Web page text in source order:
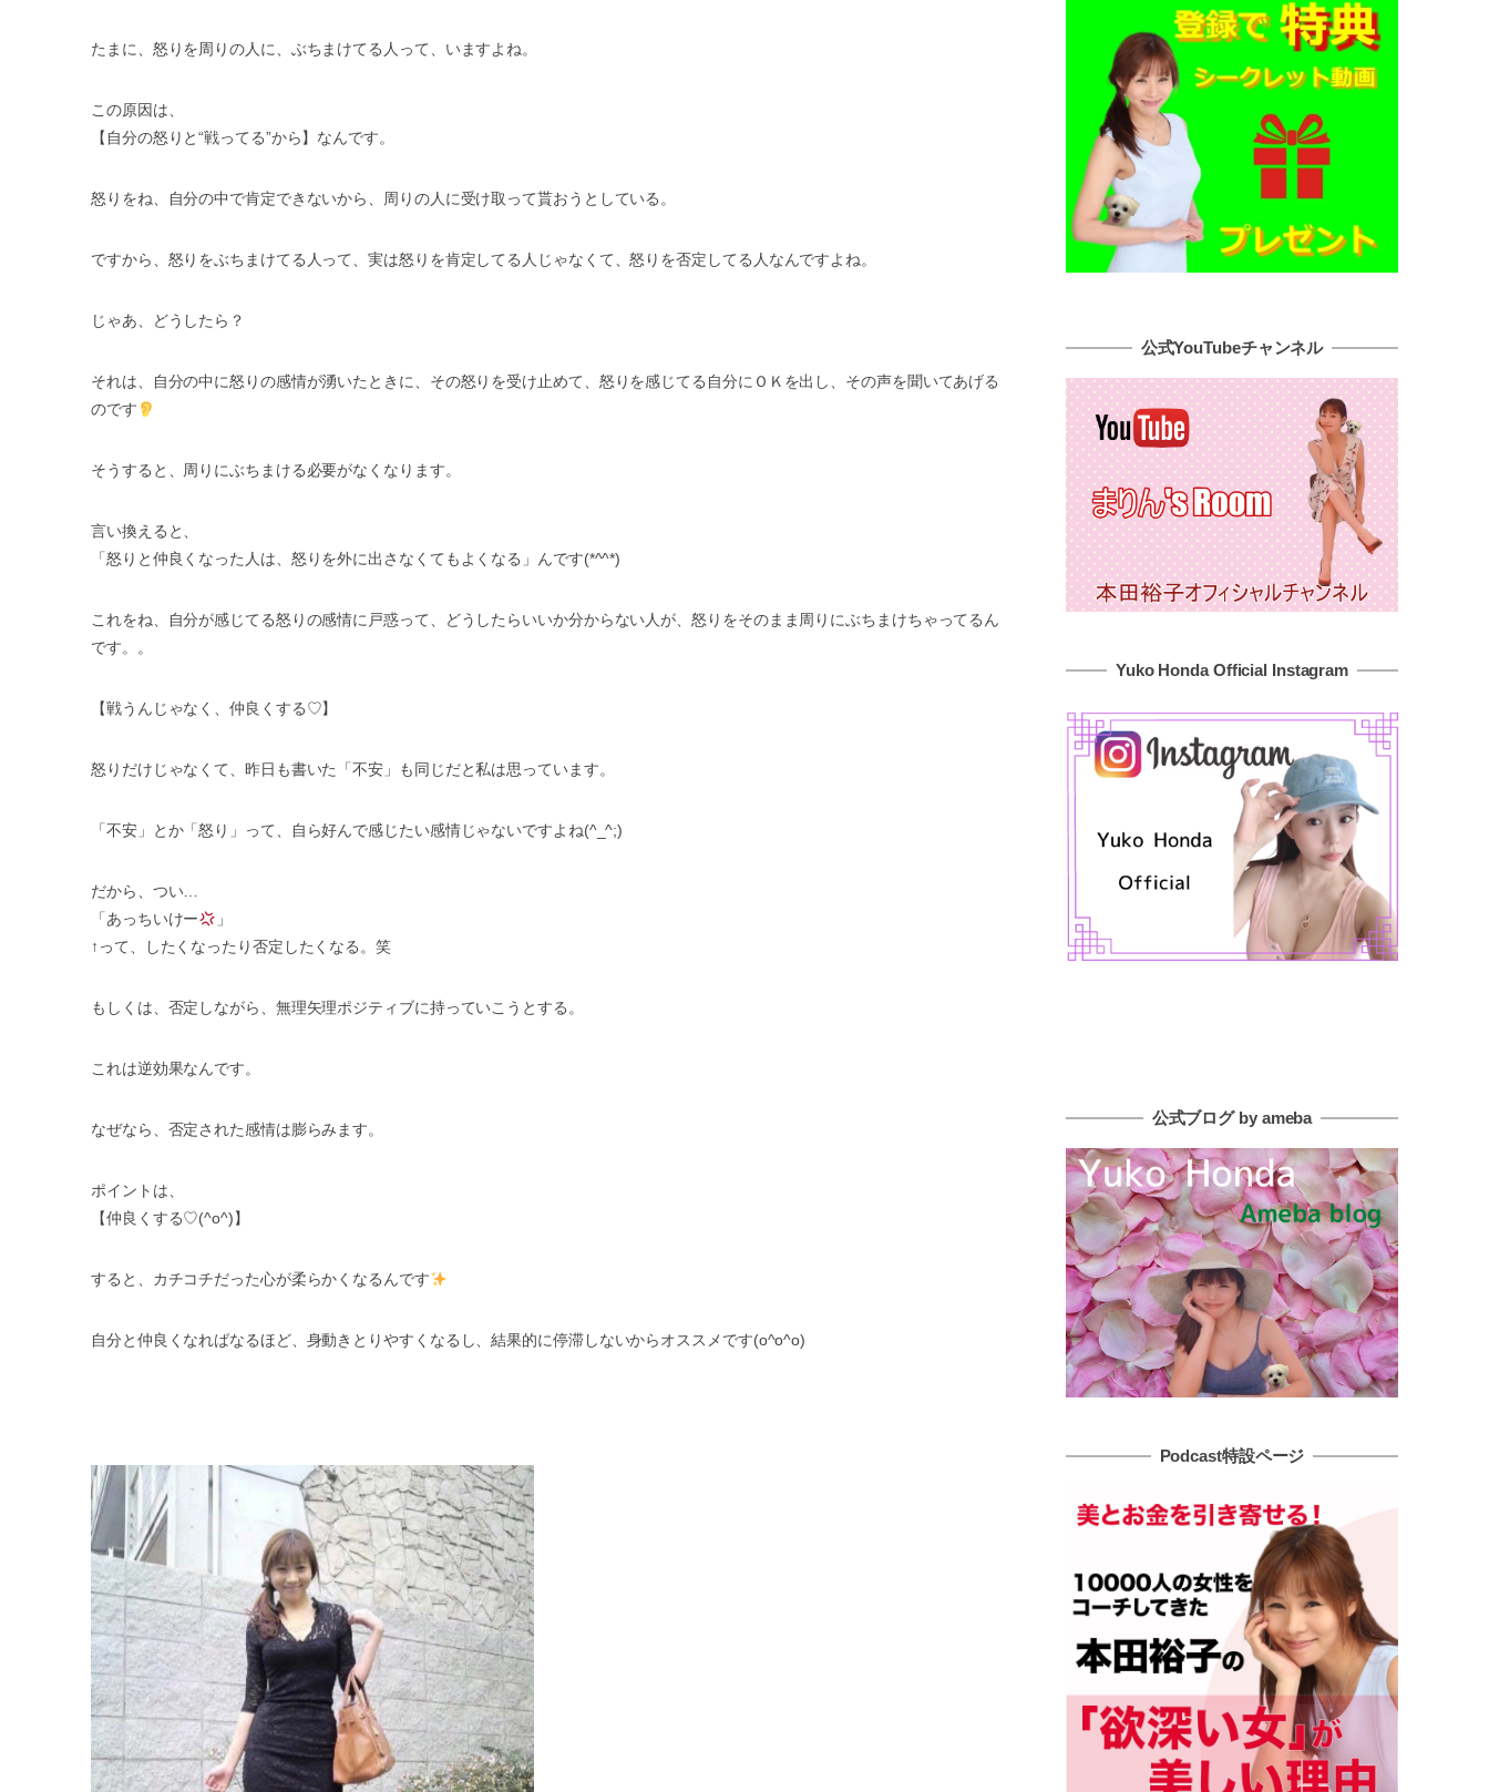
たまに、怒りを周りの人に、ぶちまけてる人って、いますよね。
この原因は、
【自分の怒りと“戦ってる”から】なんです。
怒りをね、自分の中で肯定できないから、周りの人に受け取って貰おうとしている。
ですから、怒りをぶちまけてる人って、実は怒りを肯定してる人じゃなくて、怒りを否定してる人なんですよね。
じゃあ、どうしたら？
それは、自分の中に怒りの感情が湧いたときに、その怒りを受け止めて、怒りを感じてる自分にＯＫを出し、その声を聞いてあげる
のです
そうすると、周りにぶちまける必要がなくなります。
言い換えると、
「怒りと仲良くなった人は、怒りを外に出さなくてもよくなる」んです(*^^*)
これをね、自分が感じてる怒りの感情に戸惑って、どうしたらいいか分からない人が、怒りをそのまま周りにぶちまけちゃってるん
です。。
【戦うんじゃなく、仲良くする♡】
怒りだけじゃなくて、昨日も書いた「不安」も同じだと私は思っています。
「不安」とか「怒り」って、自ら好んで感じたい感情じゃないですよね(^_^;)
だから、つい…
「あっちいけー
」
↑って、したくなったり否定したくなる。笑
もしくは、否定しながら、無理矢理ポジティブに持っていこうとする。
これは逆効果なんです。
なぜなら、否定された感情は膨らみます。
ポイントは、
【仲良くする♡(^o^)】
すると、カチコチだった心が柔らかくなるんです
自分と仲良くなればなるほど、身動きとりやすくなるし、結果的に停滞しないからオススメです(o^o^o)
公式YouTubeチャンネル
Yuko Honda Official Instagram
公式ブログ by ameba
Podcast特設ページ